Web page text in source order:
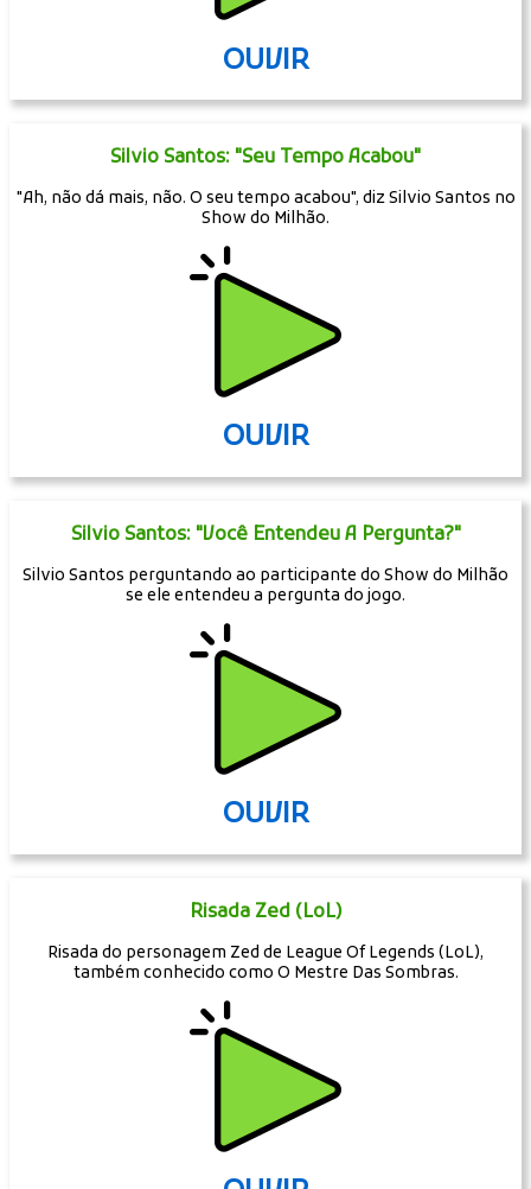
OUVIR
Silvio Santos: "Seu Tempo Acabou"
"Ah, não dá mais, não. O seu tempo acabou", diz Silvio Santos no
Show do Milhão.
OUVIR
Silvio Santos: "Você Entendeu A Pergunta?"
Silvio Santos perguntando ao participante do Show do Milhão
se ele entendeu a pergunta do jogo.
OUVIR
Risada Zed (LoL)
Risada do personagem Zed de League Of Legends (LoL),
também conhecido como O Mestre Das Sombras.